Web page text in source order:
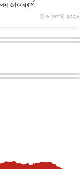
জাকারবার্গ
৬ আগস্ট, ২০২৬
বিমান মুখোমুখি, তদন্...
৬ আগস্ট, ২০২৬
মালিক এখন জস বাটলার
দুই বাড়ির মালিক
৬ আগস্ট, ২০২৬